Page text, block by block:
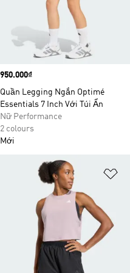
Price
950.000₫
Quần Legging Ngắn Optimé
Essentials 7 Inch Với Túi Ẩn
Nữ Performance
2 colours
Mới
to Wishlist